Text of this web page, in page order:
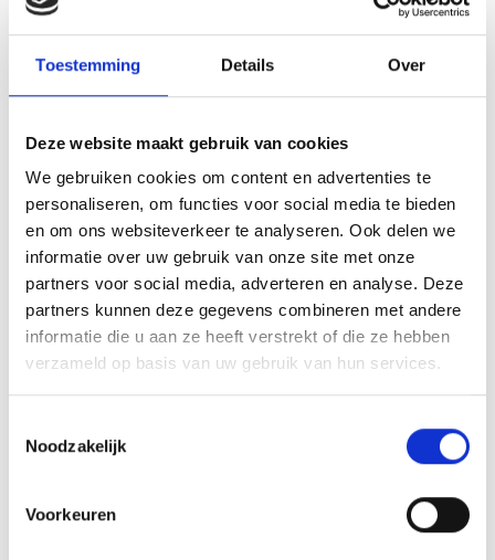
Toestemming Details Over
Deze website maakt gebruik van cookies
We gebruiken cookies om content en advertenties te
personaliseren, om functies voor social media te bieden
en om ons websiteverkeer te analyseren. Ook delen we
informatie over uw gebruik van onze site met onze
partners voor social media, adverteren en analyse. Deze
partners kunnen deze gegevens combineren met andere
informatie die u aan ze heeft verstrekt of die ze hebben
verzameld op basis van uw gebruik van hun services.
Noodzakelijk
Voorkeuren
Parlan. Je kunt ons bereiken op
pleegouderraad@parlan.nl
Mailinglijst Pleegouderraad (POR)
Wij willen graag in contact komen met pleegouders van
Parlan. Zo kunnen wij je snel informeren over tips en
voorzitter beheert de gegevens en ze worden alleen voor dit
doeleinde gebruikt.
Aanmelden:pleegouderraad@parlan.nl
Geef in de mail aan dat je inschreven staat als pleegouder bij
Parlan en dat je toestemming geeft voor inschrijving in het
mailingbestand van de Pleegouderraad.
Jaarverslag 2022
Huishoudelijk reglement